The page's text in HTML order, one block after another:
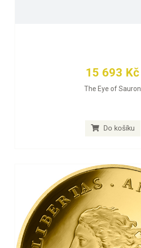
15 693 Kč
The Eye of Sauron
Do košíku